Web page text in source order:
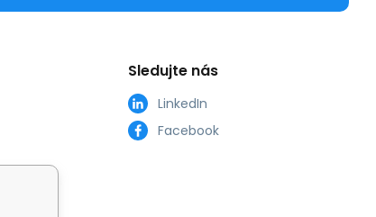
Sledujte nás
LinkedIn
Facebook